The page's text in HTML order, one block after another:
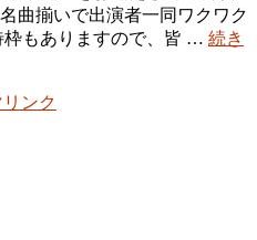
曲揃いで出演者一同ワクワク
枠もありますので、皆 … 続き
ンク